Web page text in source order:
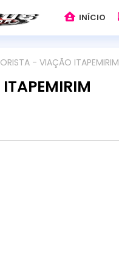
INÍCIO
- VIAÇÃO ITAPEMIRIM